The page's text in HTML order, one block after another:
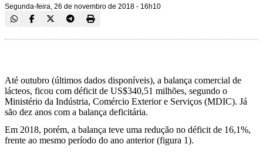
Segunda-feira, 26 de novembro de 2018 - 16h10
Até outubro (últimos dados disponíveis), a balança comercial de
lácteos, ficou com déficit de US$340,51 milhões, segundo o
Ministério da Indústria, Comércio Exterior e Serviços (MDIC). Já
são dez anos com a balança deficitária.
Em 2018, porém, a balança teve uma redução no déficit de 16,1%,
frente ao mesmo período do ano anterior (figura 1).